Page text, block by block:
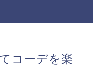
コーデを楽